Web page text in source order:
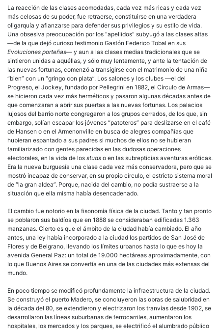
La reacción de las clases acomodadas, cada vez más ricas y cada vez
más celosas de su poder, fue retraerse, constituirse en una verdadera
oligarquía y afianzarse para defender sus privilegios y su estilo de vida.
Una obsesiva preocupación por los “apellidos” subyugó a las clases altas
—de la que dejó curioso testimonio Gastón Federico Tobal en sus
Evoluciones porteñas— y aun a las clases medias tradicionales que se
sintieron unidas a aquéllas, y sólo muy lentamente, y ante la tentación de
las nuevas fortunas, comenzó a transigirse con el matrimonio de una niña
“bien” con un “gringo con plata”. Los salones y los clubes —el del
Progreso, el Jockey, fundado por Pellegrini en 1882, el Círculo de Armas—
se hicieron cada vez más herméticos y pasaron algunas décadas antes de
que comenzaran a abrir sus puertas a las nuevas fortunas. Los palacios
lujosos del barrio norte congregaron a los grupos cerrados, de los que, sin
embargo, solían escapar los jóvenes “patoteros” para deslizarse en el café
de Hansen o en el Armenonville en busca de alegres compañías que
hubieran espantado a sus padres si muchos de ellos no se hubieran
familiarizado con gentes parecidas en las dudosas operaciones
electorales, en la vida de los studs o en las subrepticias aventuras eróticas.
Era la nueva burguesía una clase cada vez más conservadora, pero que se
mostró incapaz de conservar, en su propio círculo, el estricto sistema moral
de “la gran aldea”. Porque, nacida del cambio, no podía sustraerse a la
situación que ella misma había desencadenado.
El cambio fue notorio en la fisonomía física de la ciudad. Tanto y tan pronto
se poblaron sus baldíos que en 1888 se consideraban edificadas 1.363
manzanas. Cierto es que el ámbito de la ciudad había cambiado. El año
antes, una ley había incorporado a la ciudad los partidos de San José de
Flores y de Belgrano, llevando los límites urbanos hasta lo que es hoy la
avenida General Paz: un total de 19.000 hectáreas aproximadamente, con
lo que Buenos Aires se convertía en una de las ciudades más extensas del
mundo.
En poco tiempo se modificó profundamente la infraestructura de la ciudad.
Se construyó el puerto Madero, se concluyeron las obras de salubridad en
la década del 80, se extendieron y electrizaron los tranvías desde 1902, se
desarrollaron las líneas suburbanas de ferrocarriles, aumentaron los
hospitales, los mercados y los parques, se electrificó el alumbrado público